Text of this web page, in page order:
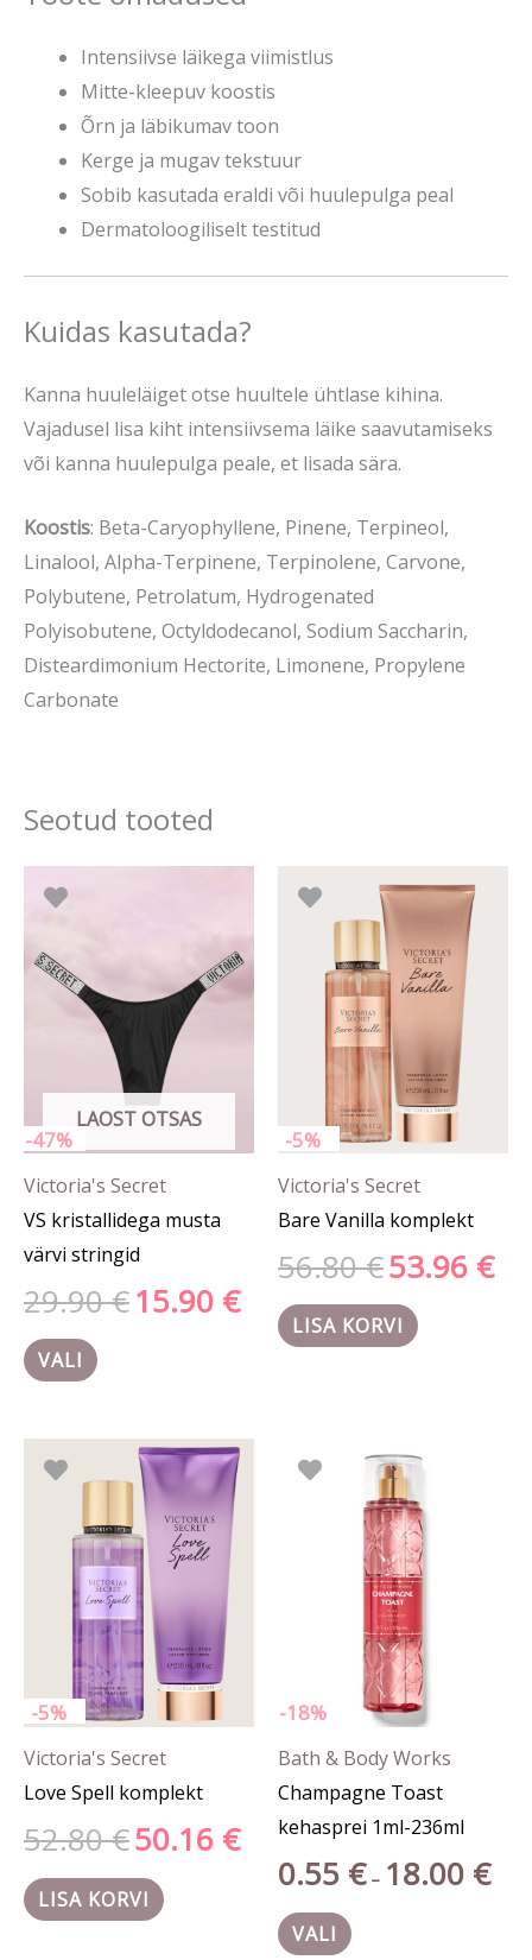
Intensiivse läikega viimistlus
Mitte-kleepuv koostis
Õrn ja läbikumav toon
Kerge ja mugav tekstuur
Sobib kasutada eraldi või huulepulga peal
Dermatoloogiliselt testitud
Kuidas kasutada?
Kanna huuleläiget otse huultele ühtlase kihina.
Vajadusel lisa kiht intensiivsema läike saavutamiseks
või kanna huulepulga peale, et lisada sära.
Koostis: Beta-Caryophyllene, Pinene, Terpineol,
Linalool, Alpha-Terpinene, Terpinolene, Carvone,
Polybutene, Petrolatum, Hydrogenated
Polyisobutene, Octyldodecanol, Sodium Saccharin,
Disteardimonium Hectorite, Limonene, Propylene
Carbonate
Seotud tooted
-47%
LAOST OTSAS
Victoria's Secret
VS kristallidega musta
värvi stringid
29.90€15.90 €
15.90 €.
VALI
varianti.
Valikuid
saab
teha
tootelehel.
-5%
Victoria's Secret
Bare Vanilla komplekt
56.80€
hind
53.96 €
LISA KORVI
-5%
Victoria's Secret
Love Spell komplekt
52.80€
Algne
hind
oli:
52.80 €.
50.16 €
Praegune
LISA KORVI
-18%
Bath & Body Works
Champagne Toast
kehasprei 1ml-236ml
0.55 € – 18.00 €
VALI
Sellel
tootel
on
mitu
varianti.
Valikuid
saab
teha
tootelehel.